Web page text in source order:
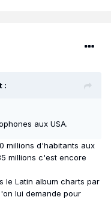
:
aux USA.
millions d'habitants aux
millions c'est encore
le Latin album charts par
lui demande pour